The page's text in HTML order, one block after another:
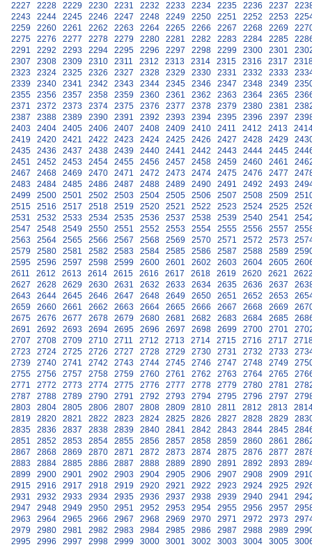
2227
2228 2229 2230 2231 2232 2233 2234 2235 2236 2237
2243
2244 2245 2246 2247 2248 2249 2250 2251 2252 2253
2259
2260 2261 2262 2263 2264 2265 2266 2267 2268 2269
2275
2276 2277 2278 2279 2280 2281 2282 2283 2284 2285
2291
2292 2293 2294 2295 2296 2297 2298 2299 2300 2301
2307
2308 2309 2310 2311 2312 2313 2314 2315 2316 2317
2323
2324 2325 2326 2327 2328 2329 2330 2331 2332 2333
2339
2340 2341 2342 2343 2344 2345 2346 2347 2348 2349
2355
2356 2357 2358 2359 2360 2361 2362 2363 2364 2365
2371
2372 2373 2374 2375 2376 2377 2378 2379 2380 2381
2387
2388 2389 2390 2391 2392 2393 2394 2395 2396 2397
2403
2404 2405 2406 2407 2408 2409 2410 2411 2412 2413
2419
2420 2421 2422 2423 2424 2425 2426 2427 2428 2429
2435
2436 2437 2438 2439 2440 2441 2442 2443 2444 2445
2451
2452 2453 2454 2455 2456 2457 2458 2459 2460 2461
2467
2468 2469 2470 2471 2472 2473 2474 2475 2476 2477
2483
2484 2485 2486 2487 2488 2489 2490 2491 2492 2493
2499
2500 2501 2502 2503 2504 2505 2506 2507 2508 2509
2515
2516 2517 2518 2519 2520 2521 2522 2523 2524 2525
2531
2532 2533 2534 2535 2536 2537 2538 2539 2540 2541
2547
2548 2549 2550 2551 2552 2553 2554 2555 2556 2557
2563
2564 2565 2566 2567 2568 2569 2570 2571 2572 2573
2579
2580 2581 2582 2583 2584 2585 2586 2587 2588 2589
2595
2596 2597 2598 2599 2600 2601 2602 2603 2604 2605
2611
2612 2613 2614 2615 2616 2617 2618 2619 2620 2621
2627
2628 2629 2630 2631 2632 2633 2634 2635 2636 2637
2643
2644 2645 2646 2647 2648 2649 2650 2651 2652 2653
2659
2660 2661 2662 2663 2664 2665 2666 2667 2668 2669
2675
2676 2677 2678 2679 2680 2681 2682 2683 2684 2685
2691
2692 2693 2694 2695 2696 2697 2698 2699 2700 2701
2707
2708 2709 2710 2711 2712 2713 2714 2715 2716 2717
2723
2724 2725 2726 2727 2728 2729 2730 2731 2732 2733
2739
2740 2741 2742 2743 2744 2745 2746 2747 2748 2749
2755
2756 2757 2758 2759 2760 2761 2762 2763 2764 2765
2771
2772 2773 2774 2775 2776 2777 2778 2779 2780 2781
2787
2788 2789 2790 2791 2792 2793 2794 2795 2796 2797
2803
2804 2805 2806 2807 2808 2809 2810 2811 2812 2813
2819
2820 2821 2822 2823 2824 2825 2826 2827 2828 2829
2835
2836 2837 2838 2839 2840 2841 2842 2843 2844 2845
2851
2852 2853 2854 2855 2856 2857 2858 2859 2860 2861
2867
2868 2869 2870 2871 2872 2873 2874 2875 2876 2877
2883
2884 2885 2886 2887 2888 2889 2890 2891 2892 2893
2899
2900 2901 2902 2903 2904 2905 2906 2907 2908 2909
2915
2916 2917 2918 2919 2920 2921 2922 2923 2924 2925
2931
2932 2933 2934 2935 2936 2937 2938 2939 2940 2941
2947
2948 2949 2950 2951 2952 2953 2954 2955 2956 2957
2963
2964 2965 2966 2967 2968 2969 2970 2971 2972 2973
2979
2980 2981 2982 2983 2984 2985 2986 2987 2988 2989
2995
2996 2997 2998 2999 3000 3001 3002 3003 3004 3005